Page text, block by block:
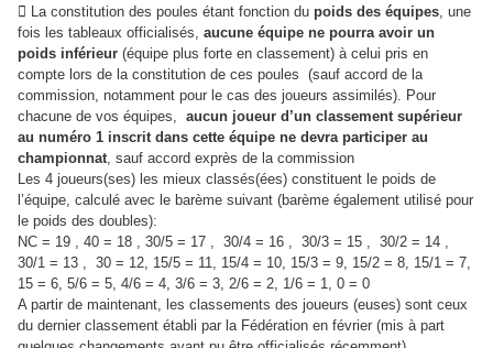
 La constitution des poules étant fonction du poids des équipes, une
fois les tableaux officialisés, aucune équipe ne pourra avoir un
poids inférieur (équipe plus forte en classement) à celui pris en
compte lors de la constitution de ces poules (sauf accord de la
commission, notamment pour le cas des joueurs assimilés). Pour
chacune de vos équipes, aucun joueur d’un classement supérieur
au numéro 1 inscrit dans cette équipe ne devra participer au
championnat, sauf accord exprès de la commission
Les 4 joueurs(ses) les mieux classés(ées) constituent le poids de
l’équipe, calculé avec le barème suivant (barème également utilisé pour
le poids des doubles):
NC = 19 , 40 = 18 , 30/5 = 17 , 30/4 = 16 , 30/3 = 15 , 30/2 = 14 ,
30/1 = 13 , 30 = 12, 15/5 = 11, 15/4 = 10, 15/3 = 9, 15/2 = 8, 15/1 = 7,
15 = 6, 5/6 = 5, 4/6 = 4, 3/6 = 3, 2/6 = 2, 1/6 = 1, 0 = 0
A partir de maintenant, les classements des joueurs (euses) sont ceux
du dernier classement établi par la Fédération en février (mis à part